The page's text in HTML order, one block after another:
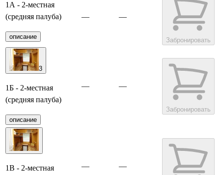
1А - 2-местная
(средняя палуба)
описание
— —
Забронировать
3
1Б - 2-местная
(средняя палуба)
описание
— —
Забронировать
1В - 2-местная
— —